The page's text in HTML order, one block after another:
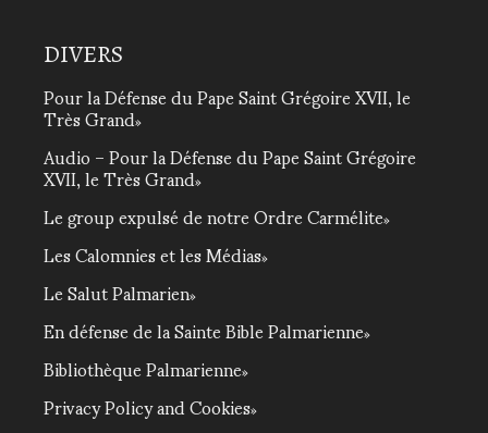
DIVERS
Pour la Défense du Pape Saint Grégoire XVII, le
Très Grand
Audio – Pour la Défense du Pape Saint Grégoire
XVII, le Très Grand
Le group expulsé de notre Ordre Carmélite
Les Calomnies et les Médias
Le Salut Palmarien
En défense de la Sainte Bible Palmarienne
Bibliothèque Palmarienne
Privacy Policy and Cookies